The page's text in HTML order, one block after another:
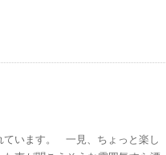
ています。 一見、ちょっと楽し